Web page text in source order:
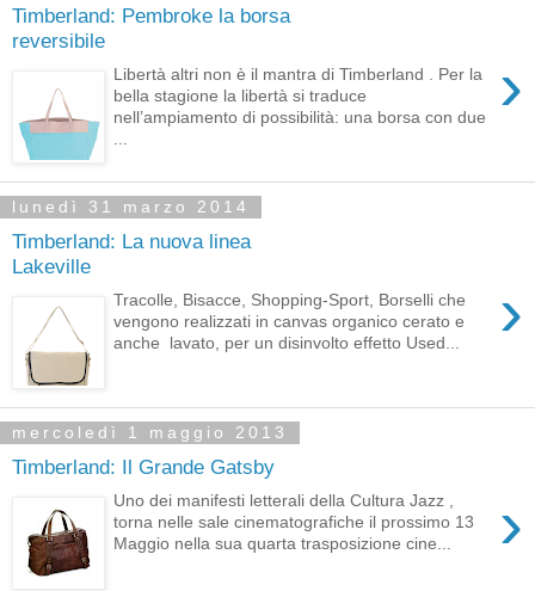
Timberland: Pembroke la borsa
reversibile
›
Libertà altri non è il mantra di Timberland . Per la
bella stagione la libertà si traduce
nell’ampiamento di possibilità: una borsa con due
...
lunedì 31 marzo 2014
Timberland: La nuova linea
Lakeville
›
Tracolle, Bisacce, Shopping-Sport, Borselli che
vengono realizzati in canvas organico cerato e
anche lavato, per un disinvolto effetto Used...
mercoledì 1 maggio 2013
Timberland: Il Grande Gatsby
›
Uno dei manifesti letterali della Cultura Jazz ,
torna nelle sale cinematografiche il prossimo 13
Maggio nella sua quarta trasposizione cine...